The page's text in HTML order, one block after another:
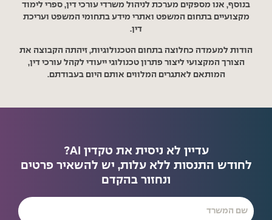
בנוסף, אנו מספקים מערכת לניהול משרדי עורכי דין, ספרי לימוד
מקצועיים בתחום המשפט ואתרי מידע בתחומי המשפט ועריכת
דין.
הודות למעמדה כחלוצה בתחום הטכנולוגיות, זיהתה הקבוצה את
הצורך המקצועי ליצור פתרון טכנולוגי ייעודי לקהל עורכי דין,
המותאם לאתגרים המלווים אותם היום בעבודתם.
עדיין לא ניסית את טקדין AI?
לחודש התנסות ללא עלות, יש להשאיר פרטים
ונחזור בהקדם